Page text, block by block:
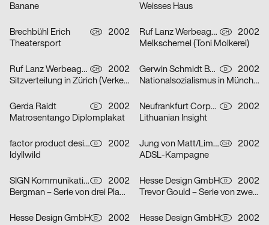
Banane
Weisses Haus
Brechbühl Erich CH
2002
Theatersport
Ruf Lanz Werbeagentur AG CH
2002
Melkschemel (Toni Molkerei)
Ruf Lanz Werbeagentur AG CH
2002
Sitzverteilung in Zürich (Verkehrsbetriebe Zürich)
Gerwin Schmidt Büro für visuelle Gestaltung D
2002
Nationalsozialismus in München
Gerda Raidt D
2002
Matrosentango Diplomplakat
Neufrankfurt Corporate Design GmbH D
2002
Lithuanian Insight
factor product designagentur D
2002
Idyllwild
Jung von Matt/Limmat AG CH
2002
ADSL-Kampagne
SIGN Kommunikation GmbH D
2002
Bergman – Serie von drei Plakaten
Hesse Design GmbH D
2002
Trevor Gould – Serie von zwei Plakaten
Hesse Design GmbH D
2002
Hesse Design GmbH D
2002